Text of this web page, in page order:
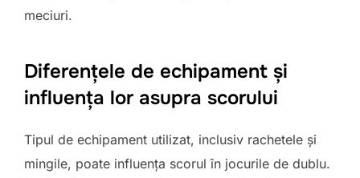
meciuri.
Diferențele de echipament și
influența lor asupra scorului
Tipul de echipament utilizat, inclusiv rachetele și
mingile, poate influența scorul în jocurile de dublu.